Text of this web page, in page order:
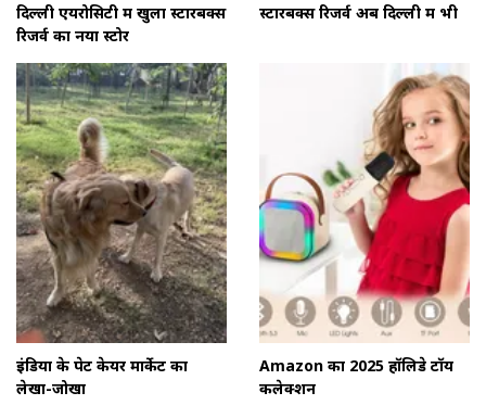
दिल्ली एयरोसिटी में खुला स्टारबक्स
रिजर्व का नया स्टोर
स्टारबक्स रिजर्व अब दिल्ली में भी
इंडिया के पेट केयर मार्केट का
लेखा-जोखा
Amazon का 2025 हॉलिडे टॉय
कलेक्शन